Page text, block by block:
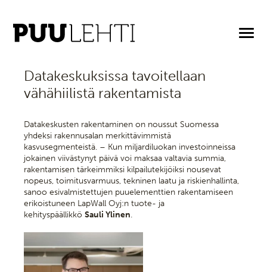
23.6.2026
Datakeskuksissa tavoitellaan
vähähiilistä rakentamista
Datakeskusten rakentaminen on noussut Suomessa
yhdeksi rakennusalan merkittävimmistä
kasvusegmenteistä. – Kun miljardiluokan investoinneissa
jokainen viivästynyt päivä voi maksaa valtavia summia,
rakentamisen tärkeimmiksi kilpailutekijöiksi nousevat
nopeus, toimitusvarmuus, tekninen laatu ja riskienhallinta,
sanoo esivalmistettujen puuelementtien rakentamiseen
erikoistuneen LapWall Oyj:n tuote- ja
kehityspäällikkö Sauli Ylinen.